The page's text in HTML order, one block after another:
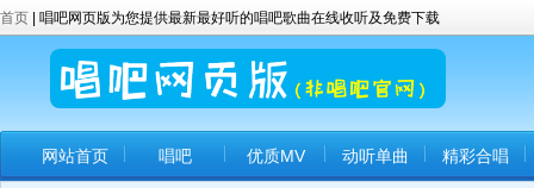
首页 | 唱吧网页版为您提供最新最好听的唱吧歌曲在线收听及免费下载
网站首页 唱吧 优质MV 动听单曲 精彩合唱